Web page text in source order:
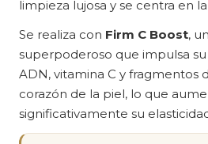
limpieza lujosa y se centra en
Se realiza con Firm C Boost,
superpoderoso que impulsa
ADN, vitamina C y fragmentos
corazón de la piel, lo que
significativamente su